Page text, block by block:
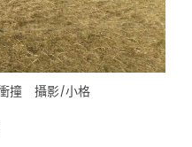
撞 攝影/小格